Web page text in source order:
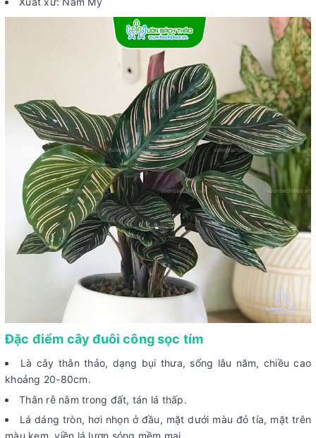
Đặc điểm cây đuôi công sọc tím
Là cây thân thảo, dạng bụi thưa, sống lâu năm, chiều cao
khoảng 20-80cm.
Thân rễ nằm trong đất, tán lá thấp.
Lá dáng tròn, hơi nhọn ở đầu, mặt dưới màu đỏ tía, mặt trên